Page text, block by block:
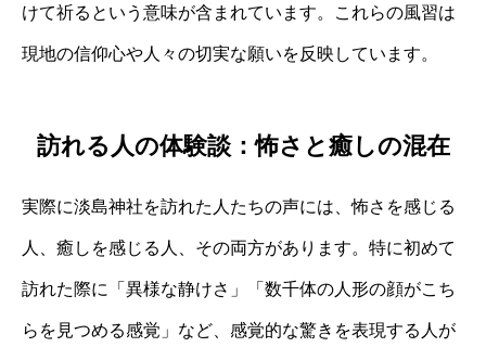
けて祈るという意味が含まれています。これらの風習は
現地の信仰心や人々の切実な願いを反映しています。
訪れる人の体験談：怖さと癒しの混在
実際に淡島神社を訪れた人たちの声には、怖さを感じる
人、癒しを感じる人、その両方があります。特に初めて
訪れた際に「異様な静けさ」「数千体の人形の顔がこち
らを見つめる感覚」など、感覚的な驚きを表現する人が